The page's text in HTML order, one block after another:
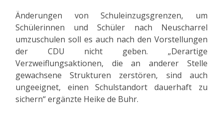
Änderungen von Schuleinzugsgrenzen, um
Schülerinnen und Schüler nach Neuscharrel
umzuschulen soll es auch nach den Vorstellungen
der CDU nicht geben. „Derartige
Verzweiflungsaktionen, die an anderer Stelle
gewachsene Strukturen zerstören, sind auch
ungeeignet, einen Schulstandort dauerhaft zu
sichern“ ergänzte Heike de Buhr.